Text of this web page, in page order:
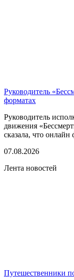
Руководитель
форматах
Руководитель
движения
сказала, что онлайн
07.08.2026
Лента новостей
Путешественники